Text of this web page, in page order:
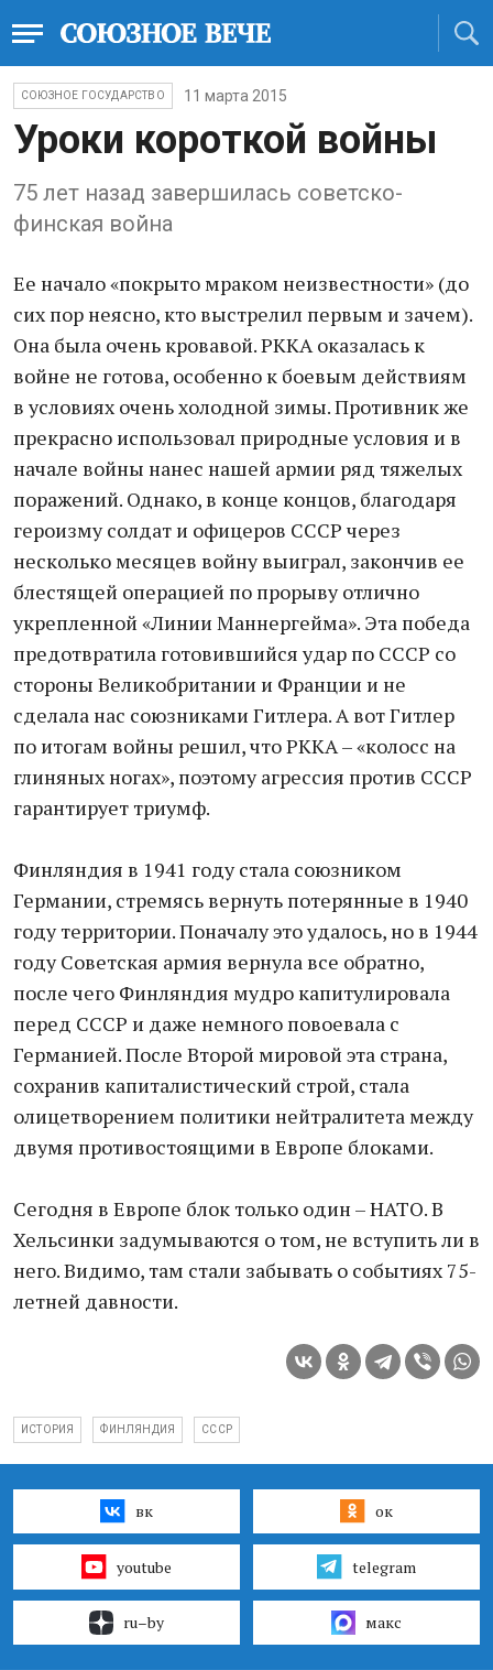
СОЮЗНОЕ ГОСУДАРСТВО 11 марта 2015
Уроки короткой войны
75 лет назад завершилась советско-
финская война
Ее начало «покрыто мраком неизвестности» (до
сих пор неясно, кто выстрелил первым и зачем).
Она была очень кровавой. РККА оказалась к
войне не готова, особенно к боевым действиям
в условиях очень холодной зимы. Противник же
прекрасно использовал природные условия и в
начале войны нанес нашей армии ряд тяжелых
поражений. Однако, в конце концов, благодаря
героизму солдат и офицеров СССР через
несколько месяцев войну выиграл, закончив ее
блестящей операцией по прорыву отлично
укрепленной «Линии Маннергейма». Эта победа
предотвратила готовившийся удар по СССР со
стороны Великобритании и Франции и не
сделала нас союзниками Гитлера. А вот Гитлер
по итогам войны решил, что РККА – «колосс на
глиняных ногах», поэтому агрессия против СССР
гарантирует триумф.
Финляндия в 1941 году стала союзником
Германии, стремясь вернуть потерянные в 1940
году территории. Поначалу это удалось, но в 1944
году Советская армия вернула все обратно,
после чего Финляндия мудро капитулировала
перед СССР и даже немного повоевала с
Германией. После Второй мировой эта страна,
сохранив капиталистический строй, стала
олицетворением политики нейтралитета между
двумя противостоящими в Европе блоками.
Сегодня в Европе блок только один – НАТО. В
Хельсинки задумываются о том, не вступить ли в
него. Видимо, там стали забывать о событиях 75-
летней давности.
ИСТОРИЯ ФИНЛЯНДИЯ СССР
вк ок
youtube telegram
ru–by макс